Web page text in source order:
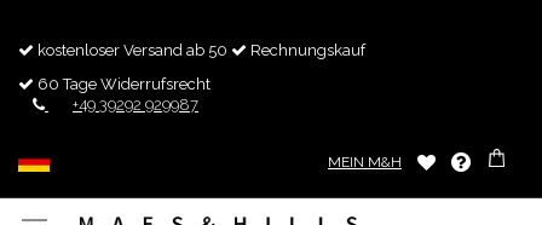
kostenloser Versand ab 50
Rechnungskauf
60 Tage Widerrufsrecht
+49 39292 929987
MEIN M&H
Navigation